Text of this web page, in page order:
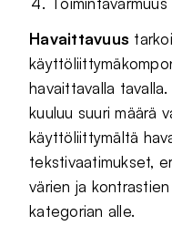
Havaittavuus
havaittavalla
kuuluu suuri määrä
käyttöliittymältä
tekstivaatimukset,
värien ja
kategorian alle.